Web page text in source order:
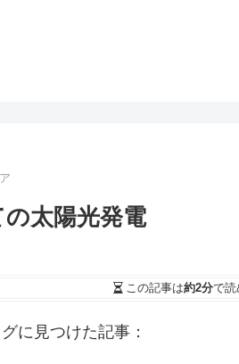
太陽光発電
この記事は約2分で読
に見つけた記事：